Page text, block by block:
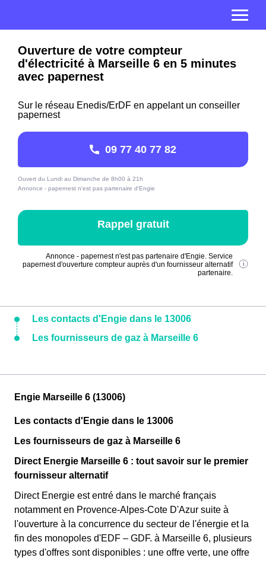
Ouverture de votre compteur
d'électricité à Marseille 6 en 5 minutes
avec papernest
Sur le réseau Enedis/ErDF en appelant un conseiller
papernest
09 77 40 77 82
Ouvert du Lundi au Dimanche de 8h00 à 21h
Annonce - papernest n'est pas partenaire d'Engie
Rappel gratuit
Annonce - papernest n'est pas partenaire d'Engie. Service
papernest d'ouverture compteur auprès d'un fournisseur alternatif
partenaire.
Les contacts d'Engie dans le 13006
Les fournisseurs de gaz à Marseille 6
Engie Marseille 6 (13006)
Les contacts d'Engie dans le 13006
Les fournisseurs de gaz à Marseille 6
Direct Energie Marseille 6 : tout savoir sur le premier
fournisseur alternatif
Direct Energie est entré dans le marché français
notamment en Provence-Alpes-Cote D'Azur suite à
l'ouverture à la concurrence du secteur de l'énergie et la
fin des monopoles d'EDF – GDF. à Marseille 6, plusieurs
types d'offres sont disponibles : une offre verte, une offre